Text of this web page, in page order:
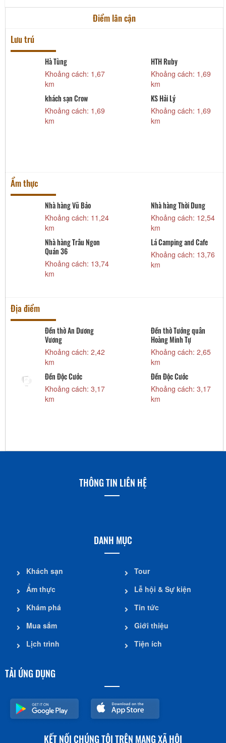
Điểm lân cận
Lưu trú
Hà Tùng
Khoảng cách: 1,67
km
HTH Ruby
Khoảng cách: 1,69
km
khách sạn Crow
Khoảng cách: 1,69
km
Ẩm thực
Nhà hàng Vũ Bảo
Khoảng cách: 11,24
km
Nhà hàng Thời Dung
Khoảng cách: 12,54
km
Nhà hàng Trâu Ngon
Quán 36
Khoảng cách: 13,74
km
Lá Camping and Cafe
Khoảng cách: 13,76
km
Địa điểm
Đền thờ An Dương
Vương
Khoảng cách: 2,42
km
Đền thờ Tướng quân
Hoàng Minh Tự
Khoảng cách: 2,65
km
Đền Độc Cước
Khoảng cách: 3,17
km
Đền Độc Cước
Khoảng cách: 3,17
km
THÔNG TIN LIÊN HỆ
DANH MỤC
Khách sạn
Ẩm thực
Khám phá
Mua sắm
Lịch trình
Tour
Lễ hội & Sự kiện
Tin tức
Giới thiệu
Tiện ích
TẢI ỨNG DỤNG
KẾT NỐI CHÚNG TÔI TRÊN MẠNG XÃ HỘI